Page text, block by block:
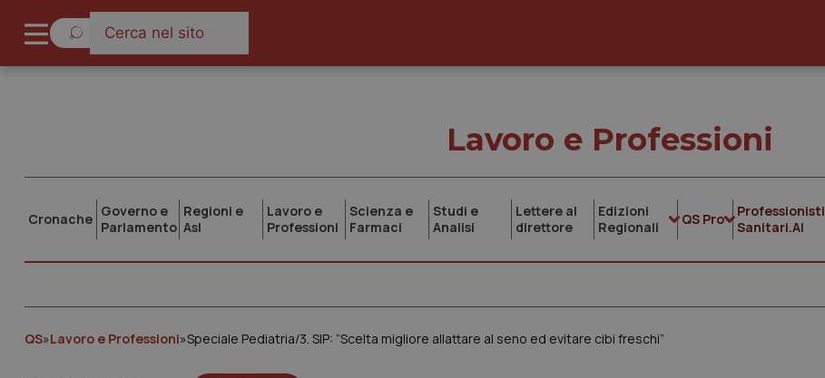
Lavoro e Professioni
Cronache Governo e
Parlamento
Regioni e
Asl
Lavoro e
Professioni
Scienza e
Farmaci
Studi e
Analisi
Lettere al
direttore
Edizioni
Regionali
QS Pro
Professionisti
Sanitari.AI
QS»Lavoro e Professioni»Speciale Pediatria/3. SIP: “Scelta migliore allattare al seno ed evitare cibi freschi”